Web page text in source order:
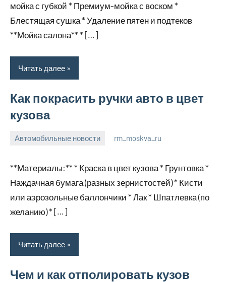
мойка с губкой * Премиум-мойка с воском *
Блестящая сушка * Удаление пятен и подтеков
**Мойка салона** * […]
Читать далее
Как покрасить ручки авто в цвет
кузова
Автомобильные новости
2024
rm_moskva_ru
**Материалы:** * Краска в цвет кузова * Грунтовка *
Наждачная бумага (разных зернистостей) * Кисти
или аэрозольные баллончики * Лак * Шпатлевка (по
желанию) * […]
Читать далее
Чем и как отполировать кузов